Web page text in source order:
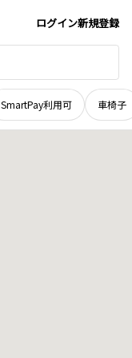
ログイン新規登録
SmartPay利用可 車椅子